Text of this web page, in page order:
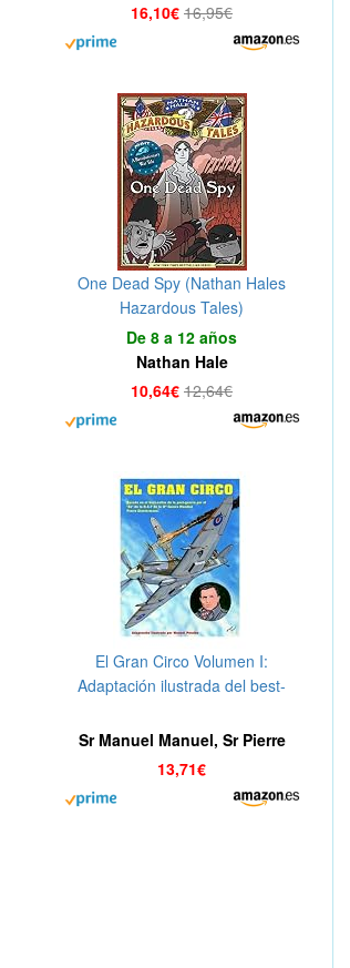
16,10€ 16,95€
One Dead Spy (Nathan Hales
Hazardous Tales)
De 8 a 12 años
Nathan Hale
10,64€ 12,64€
El Gran Circo Volumen I:
Adaptación ilustrada del best-
"As" de la aviación que sirvió en
la R.A.F Pierre Clostermann
durante la II Guerra Mundial:
Sr Manuel Manuel, Sr Pierre
Clostermann
13,71€